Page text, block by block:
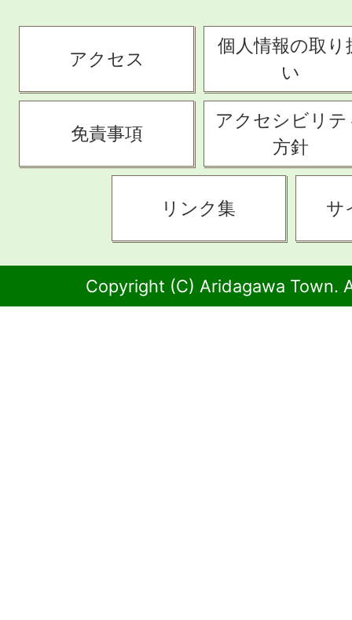
アクセス
個人情報の取り
い
免責事項
アクセシビリテ
方針
リンク集 サ
Copyright (C) Aridagawa Town.